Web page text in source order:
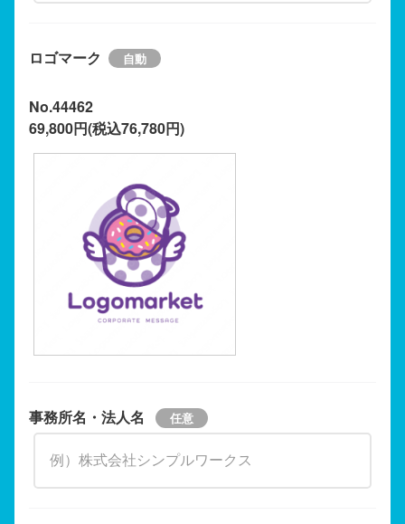
ロゴマーク
No.44462
69,800円(税込76,780円)
事務所名・法人名